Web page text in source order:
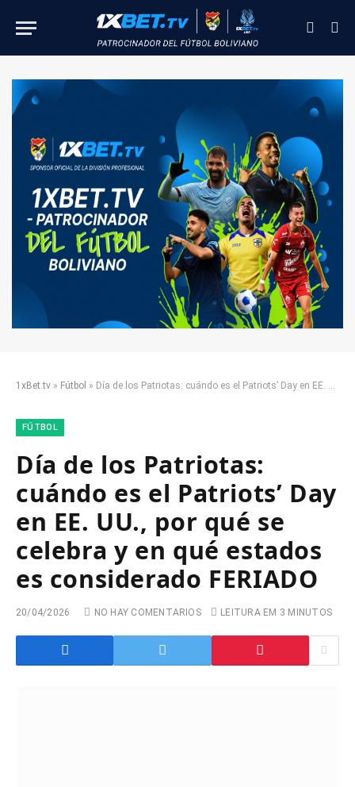
1xBet.tv » Fútbol » Día de los Patriotas: cuándo es el Patriots’ Day en EE. UU., por qué se celebra y en qué estados es considerado FERIADO
FÚTBOL
Día de los Patriotas:
cuándo es el Patriots’ Day
en EE. UU., por qué se
celebra y en qué estados
es considerado FERIADO
20/04/2026 NO HAY COMENTARIOS LEITURA EM 3 MINUTOS